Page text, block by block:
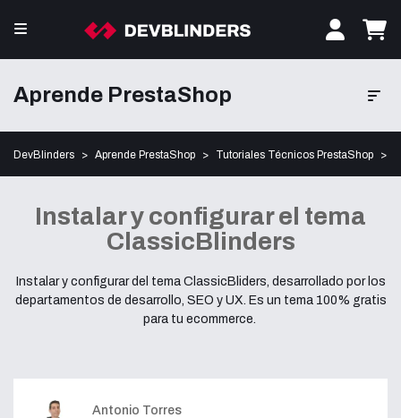
Aprende PrestaShop
DevBlinders Aprende PrestaShop Tutoriales Técnicos PrestaShop
Instalar y configurar el tema
ClassicBlinders
Instalar y configurar del tema ClassicBliders, desarrollado por los
departamentos de desarrollo, SEO y UX. Es un tema 100% gratis
para tu ecommerce.
Antonio Torres